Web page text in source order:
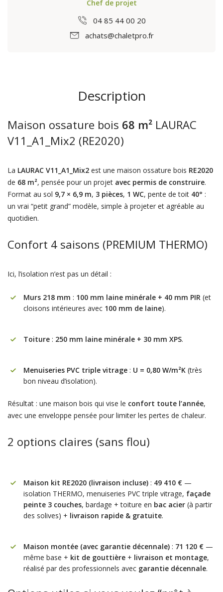
Chef de projet
04 85 44 00 20
achats@chaletpro.fr
Description
Maison ossature bois 68 m²LAURAC
V11_A1_Mix2 (RE2020)
La LAURAC V11_A1_Mix2est une maison ossature bois RE2020
de 68 m², pensée pour un projet avec permis de construire.
Format au sol 9,7 × 6,9 m, 3 pièces, 1 WC, pente de toit 40° :
un vrai “petit grand” modèle, simple à projeter et agréable au
quotidien.
Confort 4 saisons (PREMIUM THERMO)
Ici, l’isolation n’est pas un détail :
Murs 218 mm : 100 mm laine minérale + 40 mm PIR(et
cloisons intérieures avec 100 mm de laine).
Toiture: 250 mm laine minérale + 30 mm XPS.
Menuiseries PVC triple vitrage: U = 0,80 W/m²K(très
bon niveau d’isolation).
Résultat : une maison bois qui vise le confort toute l’année,
avec une enveloppe pensée pour limiter les pertes de chaleur.
2 options claires (sans flou)
Maison kit RE2020 (livraison incluse): 49 410 €—
isolation THERMO, menuiseries PVC triple vitrage, façade
peinte 3 couches, bardage + toiture en bac acier(à partir
des solives) + livraison rapide & gratuite.
Maison montée (avec garantie décennale): 71 120 €—
même base + kit de gouttière+ livraison et montage,
réalisé par des professionnels avec garantie décennale.